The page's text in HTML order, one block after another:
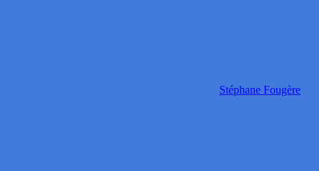
Stéphane Fougère